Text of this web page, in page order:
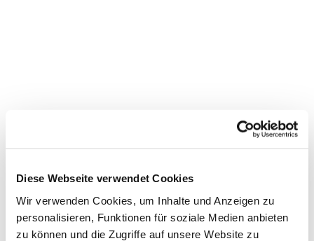
Diese Webseite verwendet Cookies
Wir verwenden Cookies, um Inhalte und Anzeigen zu
personalisieren, Funktionen für soziale Medien anbieten
zu können und die Zugriffe auf unsere Website zu